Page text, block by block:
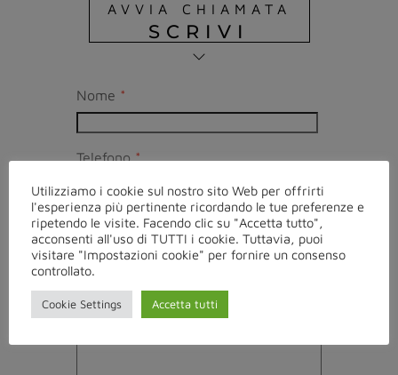
AVVIA CHIAMATA
SCRIVI
Nome *
Telefono*
Email*
Utilizziamo i cookie sul nostro sito Web per offrirti
l'esperienza più pertinente ricordando le tue preferenze e
ripetendo le visite. Facendo clic su "Accetta tutto",
acconsenti all'uso di TUTTI i cookie. Tuttavia, puoi
visitare "Impostazioni cookie" per fornire un consenso
controllato.
Cookie Settings Accetta tutti